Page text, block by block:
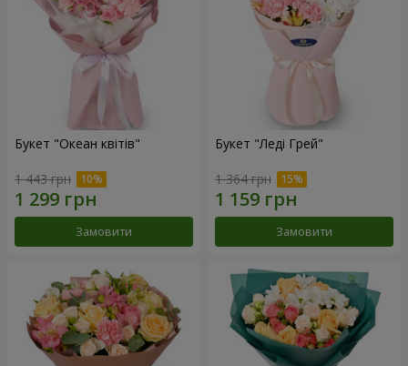
Букет "Океан квітів"
1 443 грн
Замовити
Букет "Леді Грей"
1 364 грн
Замовити